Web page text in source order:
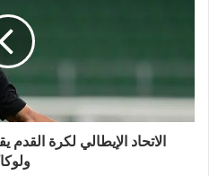
الاتحاد الإيطالي لكرة